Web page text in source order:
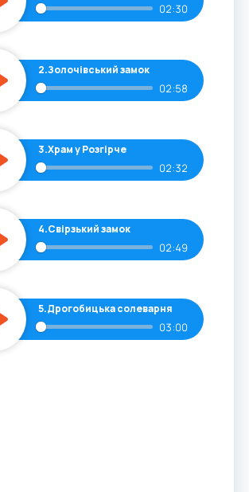
02:30
2.Золочівський замок
02:58
3.Храм у Розгірче
02:32
4.Свірзький замок
02:49
5.Дрогобицька солеварня
03:00